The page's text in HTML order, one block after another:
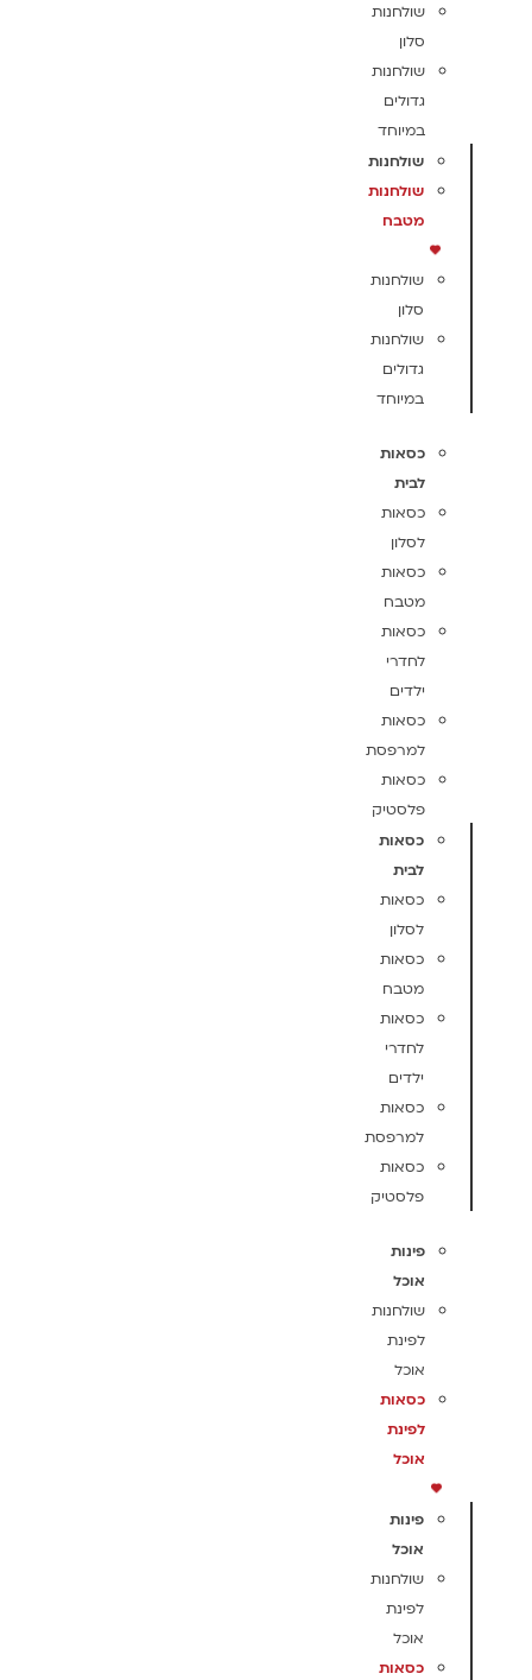
שולחנות
סלון
שולחנות
גדולים
במיוחד
שולחנות
שולחנות
מטבח
שולחנות
סלון
שולחנות
גדולים
במיוחד
כסאות
לבית
כסאות
לסלון
כסאות
מטבח
כסאות
לחדרי
ילדים
כסאות
למרפסת
כסאות
פלסטיק
כסאות
לבית
כסאות
לסלון
כסאות
מטבח
כסאות
לחדרי
ילדים
כסאות
למרפסת
כסאות
פלסטיק
פינות
אוכל
שולחנות
לפינת
אוכל
כסאות
לפינת
אוכל
פינות
אוכל
שולחנות
לפינת
אוכל
כסאות